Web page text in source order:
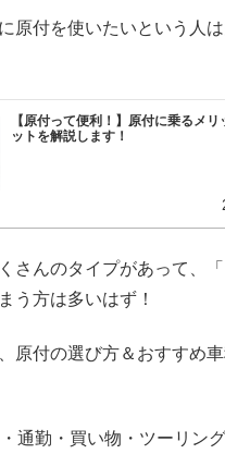
原付を使いたいという人
【原付って便利！】原付に乗るメリ
ットを解説します！
さんのタイプがあって、
う方は多いはず！
原付の選び方＆おすすめ
通勤・買い物・ツーリン